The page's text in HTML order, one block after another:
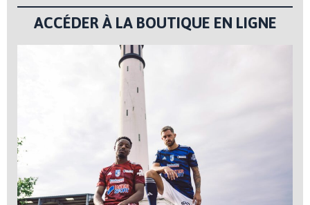
ACCÉDER À LA BOUTIQUE EN LIGNE